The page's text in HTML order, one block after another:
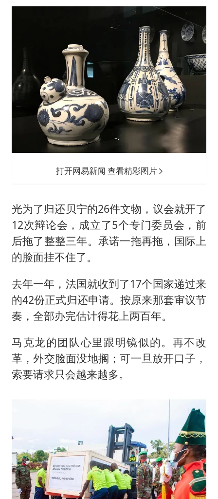
打开网易新闻 查看精彩图片
光为了归还贝宁的26件文物，议会就开了
12次辩论会，成立了5个专门委员会，前
后拖了整整三年。承诺一拖再拖，国际上
的脸面挂不住了。
去年一年，法国就收到了17个国家递过来
的42份正式归还申请。按原来那套审议节
奏，全部办完估计得花上两百年。
马克龙的团队心里跟明镜似的。再不改
革，外交脸面没地搁；可一旦放开口子，
索要请求只会越来越多。